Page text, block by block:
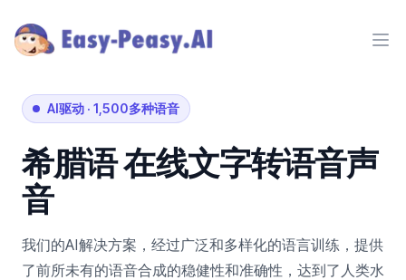
AI驱动 · 1,500多种语音
希腊语在线文字转语音声
音
我们的AI解决方案，经过广泛和多样化的语言训练，提供
了前所未有的语音合成的稳健性和准确性，达到了人类水